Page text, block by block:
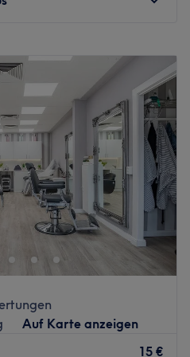
Hochwertige Produkte von
Saba
Verkehrsmittel
Salonansicht
17:00
09:00
17:00
09:00
17:00
09:00–17:00
10:00 –16:00
Geschlossen
Hummelsbüttel bieten wir
hochwertigen Produkten
SOTHYS garantieren wir
organischen bis zu Hydra
Sie unsere präzise
ICE- DIODENLASER
Sie sich bei eine
und Medizinische
Auf Karte anzeigen
15 €